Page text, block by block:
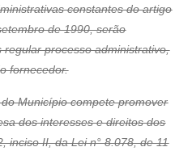
constantes do artigo
de 1990, serão
processo administrativo,
fornecedor.
Município compete promover
dos interesses e direitos dos
inciso II, da Lei n° 8.078, de 11